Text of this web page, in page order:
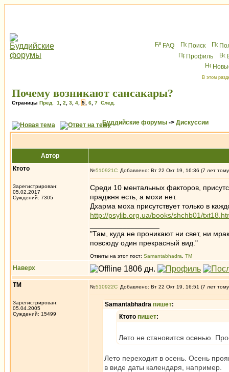
FAQ Поиск
Профиль
В этом
Почему возникают сансакары?
Страницы Пред. 1 2 3 4 5 6 7 След.
Буддийские форумы -> Дискуссии
Автор
Ктото
Зарегистрирован:
05.02.2017
Суждений: 7305
№510921 Добавлено: Вт 22 Окт 19, 16:36 (7 лет
Среди 10 ментальных факторов,
праджня есть, а мохи нет.
Дхарма моха присутствует только в
http://psylib.org.ua/books/shchb01/
"Там, куда не проникают ни свет, ни
повсюду один прекрасный вид."
Ответы на этот пост: Samantabhadra ТМ
Наверх
ТМ
Зарегистрирован:
05.04.2005
Суждений: 15499
№510922 Добавлено: Вт 22 Окт 19, 16:51 (7 лет
Samantabhadra пишет:
Ктото пишет:
Лето не становится осенью.
Лето переходит в осень. Осень
в виде даты календаря, например.